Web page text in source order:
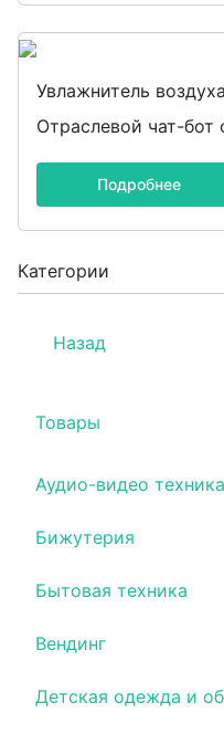
Категории
Назад
Товары
Аудио-видео
Бижутерия
Бытовая техника
Вендинг
Детская одежда и
Увлажнитель
Отраслевой чат-бот
Подробнее